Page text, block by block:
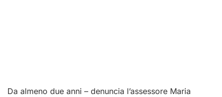
Da almeno due anni – denuncia l’assessore Maria